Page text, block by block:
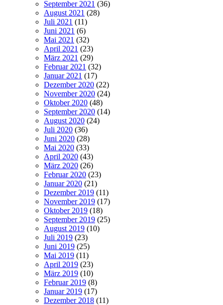
September 2021 (36)
August 2021 (28)
Juli 2021 (11)
Juni 2021 (6)
Mai 2021 (32)
April 2021 (23)
März 2021 (29)
Februar 2021 (32)
Januar 2021 (17)
Dezember 2020 (22)
November 2020 (24)
Oktober 2020 (48)
September 2020 (14)
August 2020 (24)
Juli 2020 (36)
Juni 2020 (28)
Mai 2020 (33)
April 2020 (43)
März 2020 (26)
Februar 2020 (23)
Januar 2020 (21)
Dezember 2019 (11)
November 2019 (17)
Oktober 2019 (18)
September 2019 (25)
August 2019 (10)
Juli 2019 (23)
Juni 2019 (25)
Mai 2019 (11)
April 2019 (23)
März 2019 (10)
Februar 2019 (8)
Januar 2019 (17)
Dezember 2018 (11)